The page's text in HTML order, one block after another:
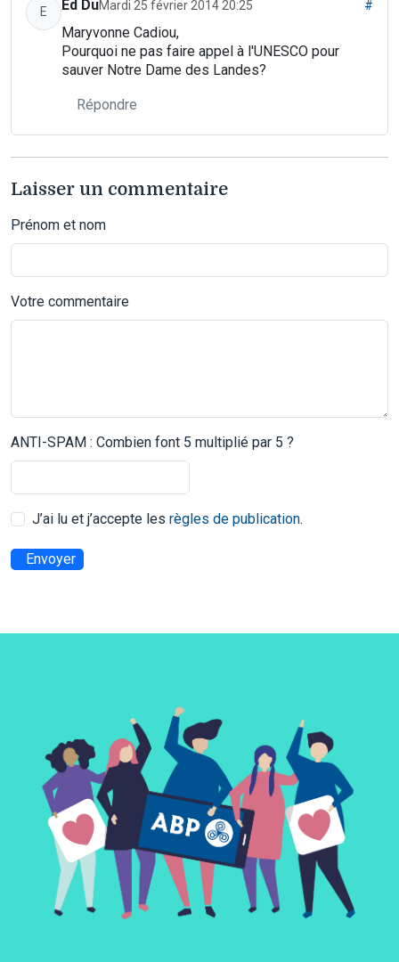
E Ed DuMardi 25 février 2014 20:25 #
Maryvonne Cadiou,
Pourquoi ne pas faire appel à l'UNESCO pour
sauver Notre Dame des Landes?
Répondre
Laisser un commentaire
Prénom et nom
Votre commentaire
ANTI-SPAM : Combien font 5 multiplié par 5 ?
J’ai lu et j’accepte les règles de publication.
Envoyer